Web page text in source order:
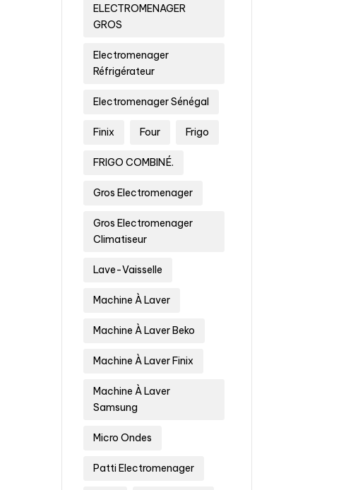
ELECTROMENAGER
GROS
Electromenager
Réfrigérateur
Electromenager Sénégal
Finix Four Frigo
FRIGO COMBINÉ.
Gros Electromenager
Gros Electromenager
Climatiseur
Lave-Vaisselle
Machine À Laver
Machine À Laver Beko
Machine À Laver Finix
Machine À Laver
Samsung
Micro Ondes
Patti Electromenager